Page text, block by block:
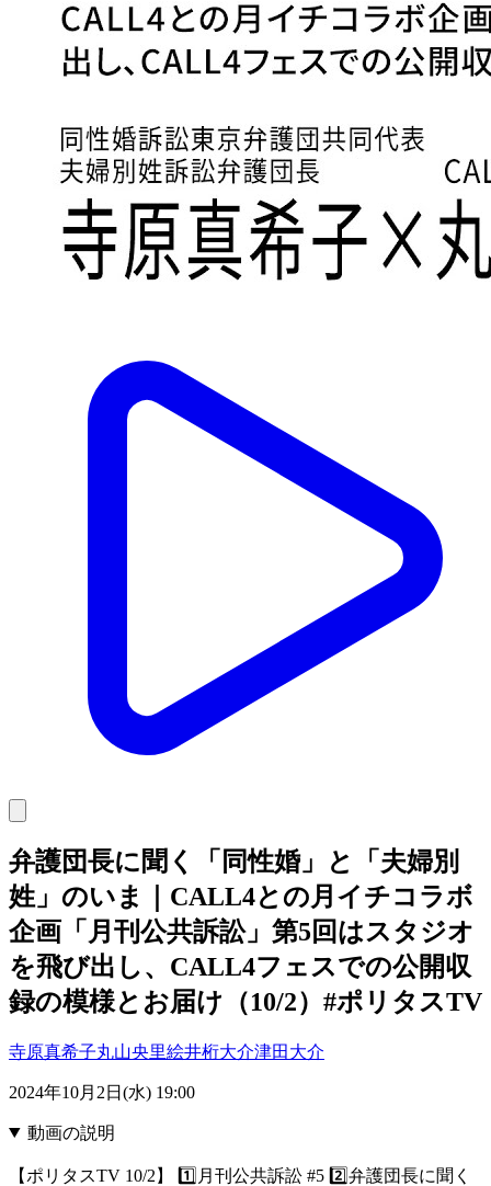
弁護団長に聞く「同性婚」と「夫婦別
姓」のいま｜CALL4との月イチコラボ
企画「月刊公共訴訟」第5回はスタジオ
を飛び出し、CALL4フェスでの公開収
録の模様とお届け（10/2）#ポリタスTV
寺原真希子丸山央里絵井桁大介津田大介
2024年10月2日(水) 19:00
動画の説明
【ポリタスTV 10/2】 1️⃣月刊公共訴訟 #5 2️⃣弁護団長に聞く